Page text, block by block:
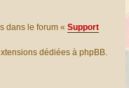
dans le forum « Support
dédiées à phpBB.